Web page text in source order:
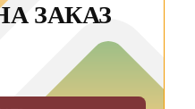
ЗАКАЗ